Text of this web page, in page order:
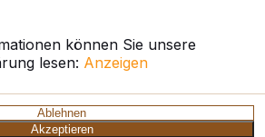
können Sie unsere
lesen: Anzeigen
Ablehnen
Akzeptieren